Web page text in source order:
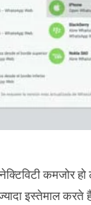
कमजोर हो
इस्तेमाल